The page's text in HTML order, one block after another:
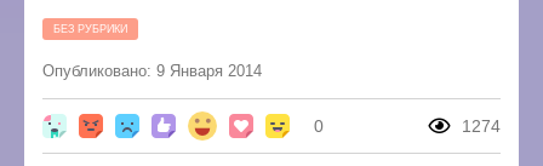
БЕЗ РУБРИКИ
Опубликовано: 9 Января 2014
0 1274